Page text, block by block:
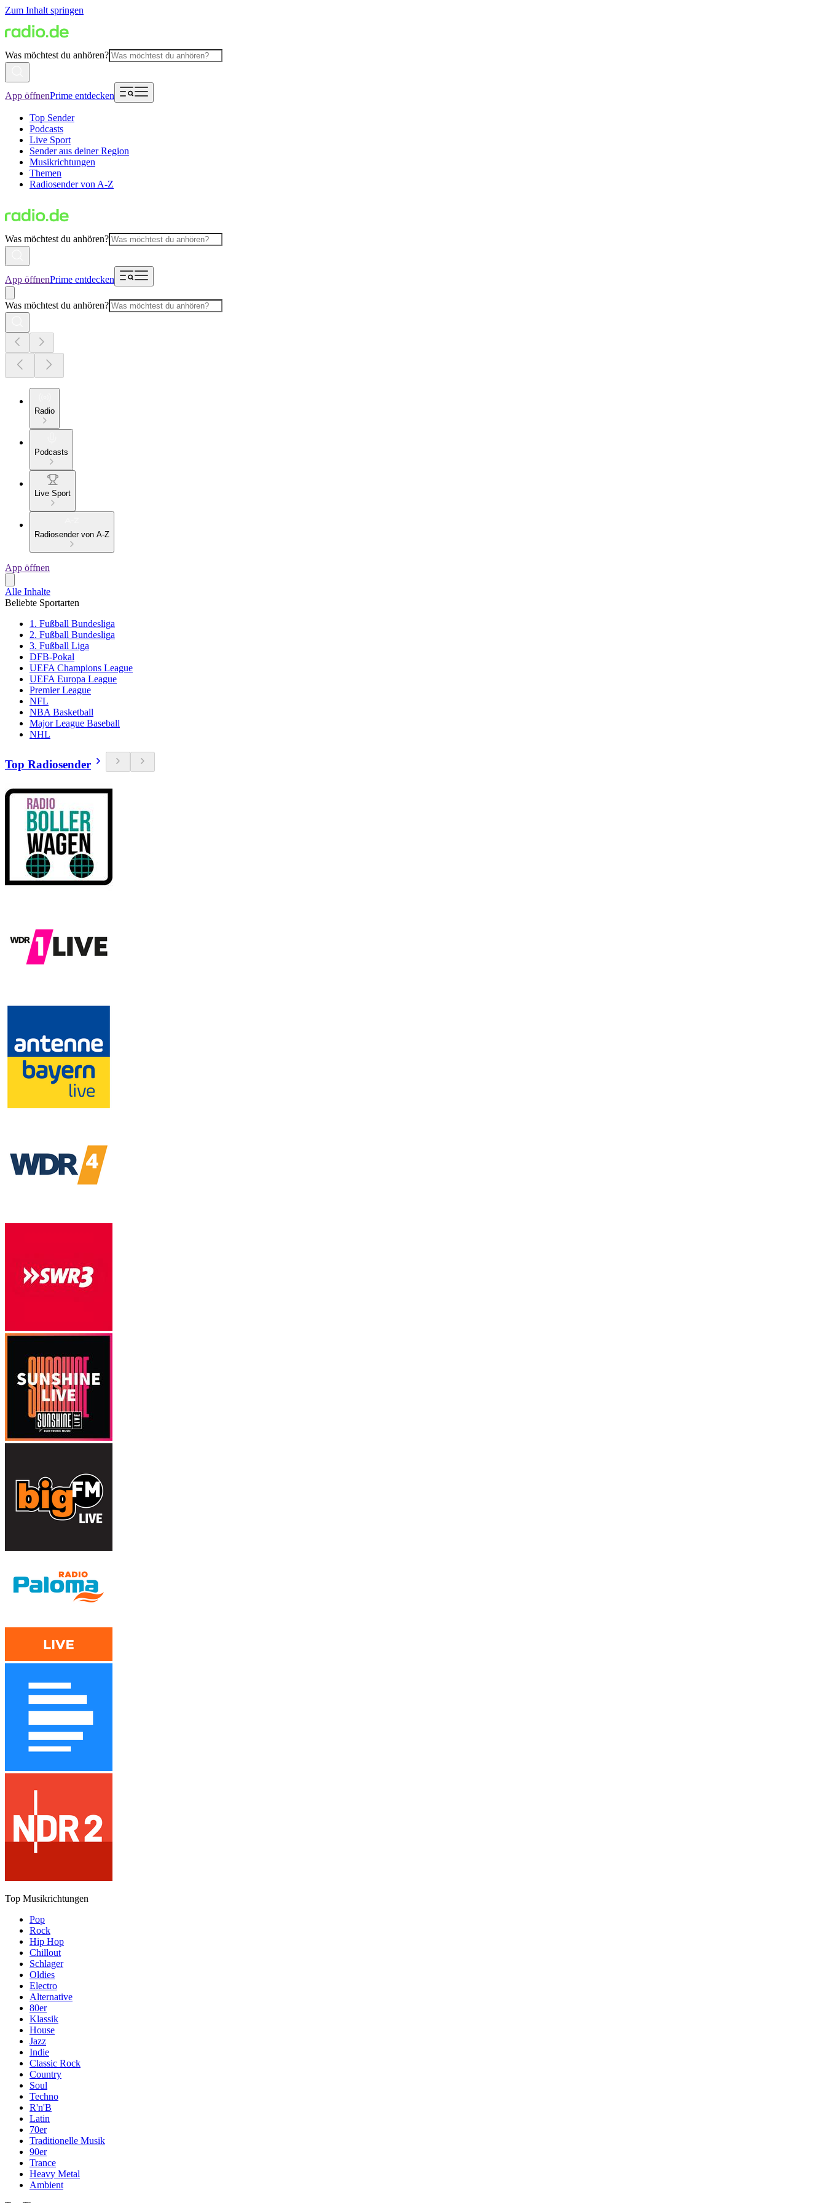
Zum Inhalt springen
Was möchtest du anhören?
App öffnenPrime entdecken
Top Sender
Podcasts
Live Sport
Sender aus deiner Region
Musikrichtungen
Themen
Radiosender von A-Z
Was möchtest du anhören?
App öffnenPrime entdecken
Was möchtest du anhören?
Radio
Podcasts
Live Sport
Radiosender von A-Z
App öffnen
Alle Inhalte
Beliebte Sportarten
1. Fußball Bundesliga
2. Fußball Bundesliga
3. Fußball Liga
DFB-Pokal
UEFA Champions League
UEFA Europa League
Premier League
NFL
NBA Basketball
Major League Baseball
NHL
Top Radiosender
Top Musikrichtungen
Pop
Rock
Hip Hop
Chillout
Schlager
Oldies
Electro
Alternative
80er
Klassik
House
Jazz
Indie
Classic Rock
Country
Soul
Techno
R'n'B
Latin
70er
Traditionelle Musik
90er
Trance
Heavy Metal
Ambient